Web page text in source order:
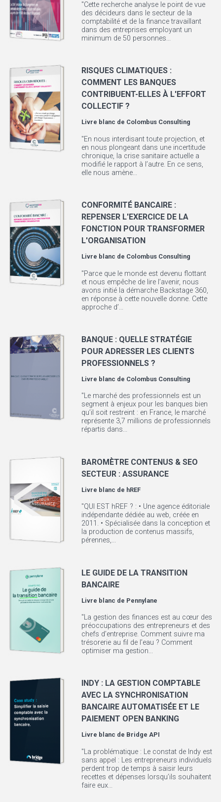
"Cette recherche analyse le point de vue
des décideurs dans le secteur de la
comptabilité et de la finance travaillant
dans des entreprises employant un
minimum de 50 personnes...
RISQUES CLIMATIQUES :
COMMENT LES BANQUES
CONTRIBUENT-ELLES À L'EFFORT
COLLECTIF ?
Livre blanc de Colombus Consulting
"En nous interdisant toute projection, et
en nous plongeant dans une incertitude
chronique, la crise sanitaire actuelle a
modifié le rapport à l’autre. En ce sens,
elle nous amène...
CONFORMITÉ BANCAIRE :
REPENSER L'EXERCICE DE LA
FONCTION POUR TRANSFORMER
L'ORGANISATION
Livre blanc de Colombus Consulting
"Parce que le monde est devenu flottant
et nous empêche de lire l’avenir, nous
avons initié la démarche Backstage 360,
en réponse à cette nouvelle donne. Cette
approche d’...
BANQUE : QUELLE STRATÉGIE
POUR ADRESSER LES CLIENTS
PROFESSIONNELS ?
Livre blanc de Colombus Consulting
"Le marché des professionnels est un
segment à enjeux pour les banques bien
qu’il soit restreint : en France, le marché
représente 3,7 millions de professionnels
répartis dans...
BAROMÈTRE CONTENUS & SEO
SECTEUR : ASSURANCE
Livre blanc de hREF
"QUI EST hREF ? : • Une agence éditoriale
indépendante dédiée au web, créée en
2011. • Spécialisée dans la conception et
la production de contenus massifs,
pérennes,...
LE GUIDE DE LA TRANSITION
BANCAIRE
Livre blanc de Pennylane
"La gestion des finances est au cœur des
préoccupations des entrepreneurs et des
chefs d’entreprise. Comment suivre ma
trésorerie au fil de l’eau ? Comment
optimiser ma gestion...
INDY : LA GESTION COMPTABLE
AVEC LA SYNCHRONISATION
BANCAIRE AUTOMATISÉE ET LE
PAIEMENT OPEN BANKING
Livre blanc de Bridge API
"La problématique : Le constat de Indy est
sans appel : Les entrepreneurs individuels
perdent trop de temps à saisir leurs
recettes et dépenses lorsqu’ils souhaitent
faire eux...